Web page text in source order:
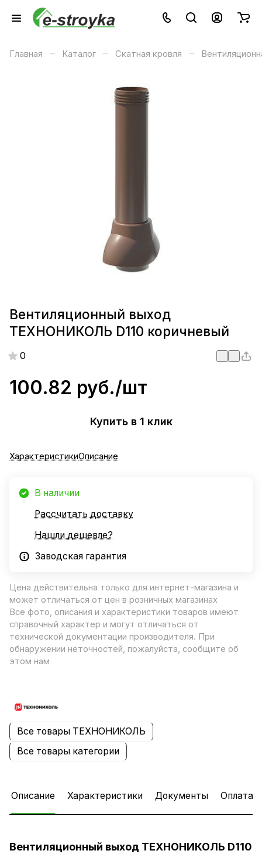
Главная – Каталог – Скатная кровля –
Вентиляционный выход
ТЕХНОНИКОЛЬ D110 коричневый
0
100.82 руб./шт
Купить в 1 клик
ХарактеристикиОписание
В наличии
Рассчитать доставку
Нашли дешевле?
Заводская гарантия
Цена действительна только для интернет-магазина и
может отличаться от цен в розничных магазинах
Все фото, описания и характеристики товаров имеют
справочный характер и могут отличаться от
технической документации производителя. При
обнаружении неточностей, пожалуйста, сообщите об
этом нам
Все товары ТЕХНОНИКОЛЬ
Все товары категории
Описание Характеристики Документы Оплата
Вентиляционный выход ТЕХНОНИКОЛЬ D110